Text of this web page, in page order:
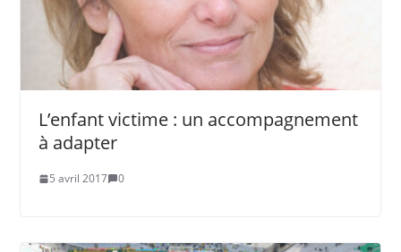
L’enfant victime : un accompagnement
à adapter
5 avril 2017 0